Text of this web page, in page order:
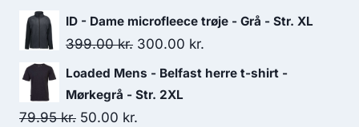
price
was:
price
ID - Dame microfleece trøje - Grå - Str. XL
399.00kr. Original
price
was:
300.00 kr.
price
Loaded Mens - Belfast herre t-shirt -
Mørkegrå - Str. 2XL
79.95kr. Original
50.00 kr.